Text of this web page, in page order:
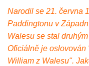
Narodil se 21. června
Paddingtonu v
Walesu se stal
Oficiálně je oslovován
William z Walesu".